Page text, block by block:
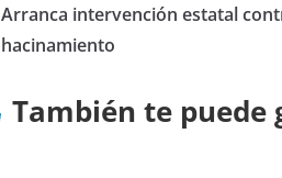
Arranca intervención estatal
hacinamiento
También te puede